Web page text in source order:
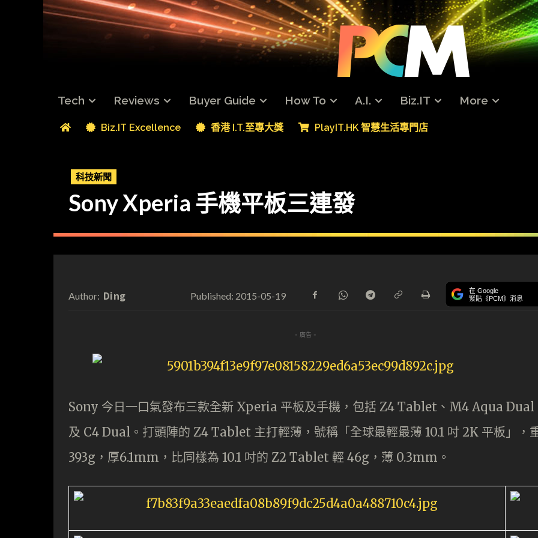
Tech Reviews Buyer Guide How To A.I. Biz.IT More
Biz.IT Excellence 香港 I.T.至專大獎 PlayIT.HK 智慧生活專門店
科技新聞
Sony Xperia 手機平板三連發
Author: Ding Published: 2015-05-19 在 Google
緊貼《PCM》消息
- 廣告 -
Sony 今日一口氣發布三款全新 Xperia 平板及手機，包括 Z4 Tablet、M4 Aqua Dual
及 C4 Dual。打頭陣的 Z4 Tablet 主打輕薄，號稱「全球最輕最薄 10.1 吋 2K 平板」，
393g，厚6.1mm，比同樣為 10.1 吋的 Z2 Tablet 輕 46g，薄 0.3mm。